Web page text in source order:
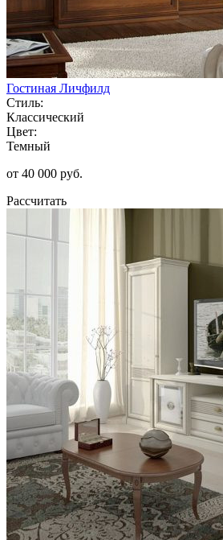
Гостиная Личфилд
Стиль:
Классический
Цвет:
Темный
от 40 000 руб.
Рассчитать